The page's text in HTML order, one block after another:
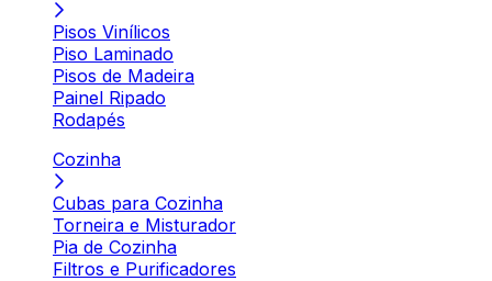
Pisos Vinílicos
Piso Laminado
Pisos de Madeira
Painel Ripado
Rodapés
Cozinha
Cubas para Cozinha
Torneira e Misturador
Pia de Cozinha
Filtros e Purificadores